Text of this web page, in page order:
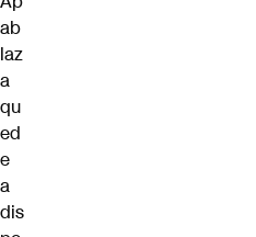
ab
laz
a
qu
ed
e
a
dis